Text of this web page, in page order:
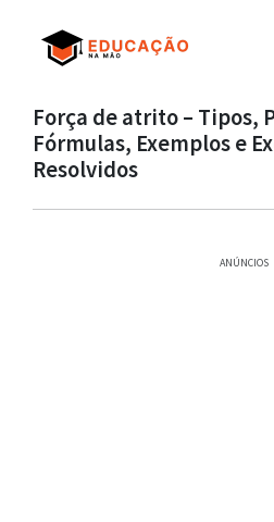
Força de atrito – Tipos,
Fórmulas, Exemplos e
Resolvidos
ANÚNCIOS